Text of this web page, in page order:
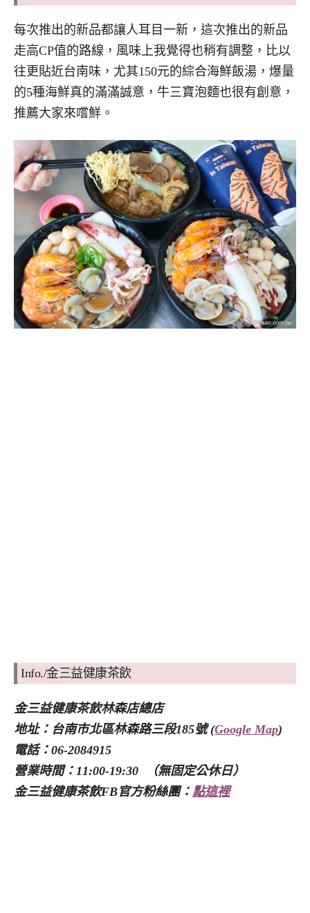
每次推出的新品都讓人耳目一新，這次推出的新品
走高CP值的路線，風味上我覺得也稍有調整，比以
往更貼近台南味，尤其150元的綜合海鮮飯湯，爆量
的5種海鮮真的滿滿誠意，牛三寶泡麵也很有創意，
推薦大家來嚐鮮。
Info./金三益健康茶飲
金三益健康茶飲林森店總店
地址：台南市北區林森路三段185號 (Google Map)
電話：06-2084915
營業時間：11:00-19:30 （無固定公休日）
金三益健康茶飲FB官方粉絲團： 點這裡